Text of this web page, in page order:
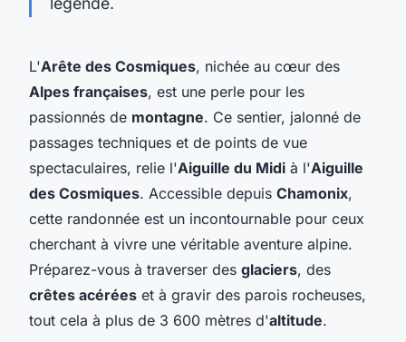
L'Arête des Cosmiques, nichée au cœur des
Alpes françaises, est une perle pour les
passionnés de montagne. Ce sentier, jalonné de
passages techniques et de points de vue
spectaculaires, relie l'Aiguille du Midi à l'Aiguille
des Cosmiques. Accessible depuis Chamonix,
cette randonnée est un incontournable pour ceux
cherchant à vivre une véritable aventure alpine.
Préparez-vous à traverser des glaciers, des
crêtes acérées et à gravir des parois rocheuses,
tout cela à plus de 3 600 mètres d'altitude.